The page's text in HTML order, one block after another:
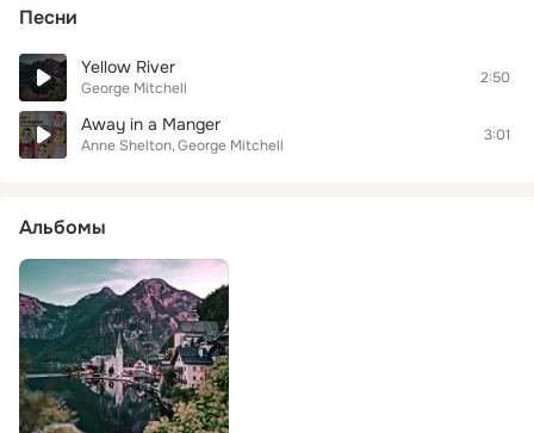
Песни
Yellow River
George Mitchell
2:50
Away in a Manger
Anne Shelton George Mitchell
3:01
Альбомы